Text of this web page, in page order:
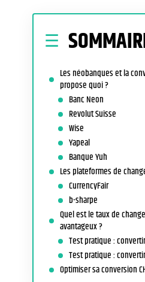
Les néobanques et la
propose quoi ?
Banc Neon
Revolut Suisse
Wise
Yapeal
Banque Yuh
Les plateformes de
CurrencyFair
b-sharpe
Quel est le taux de
avantageux ?
Test pratique :
Test pratique :
Optimiser sa conversion